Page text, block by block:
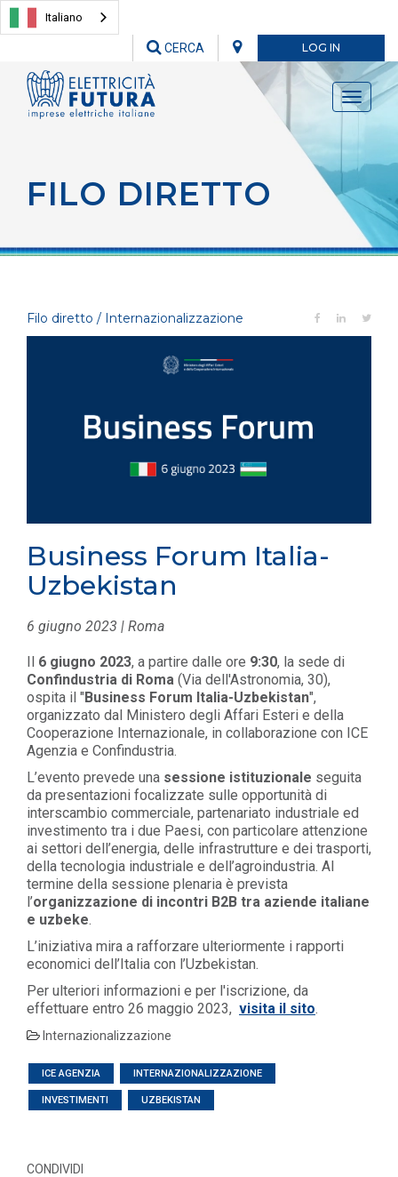
Italiano
LOG IN
CERCA
Toggle
FILO DIRETTO
Filo diretto / Internazionalizzazione
Business Forum Italia-
Uzbekistan
6 giugno 2023 | Roma
Il 6 giugno 2023, a partire dalle ore 9:30, la sede di
Confindustria di Roma (Via dell'Astronomia, 30),
ospita il "Business Forum Italia-Uzbekistan",
organizzato dal Ministero degli Affari Esteri e della
Cooperazione Internazionale, in collaborazione con ICE
Agenzia e Confindustria.
L’evento prevede una sessione istituzionale seguita
da presentazioni focalizzate sulle opportunità di
interscambio commerciale, partenariato industriale ed
investimento tra i due Paesi, con particolare attenzione
ai settori dell’energia, delle infrastrutture e dei trasporti,
della tecnologia industriale e dell’agroindustria. Al
termine della sessione plenaria è prevista
l’organizzazione di incontri B2B tra aziende italiane
e uzbeke.
L’iniziativa mira a rafforzare ulteriormente i rapporti
economici dell’Italia con l’Uzbekistan.
Per ulteriori informazioni e per l'iscrizione, da
effettuare entro 26 maggio 2023, visita il sito.
Internazionalizzazione
ICE AGENZIA INTERNAZIONALIZZAZIONE
INVESTIMENTI UZBEKISTAN
CONDIVIDI